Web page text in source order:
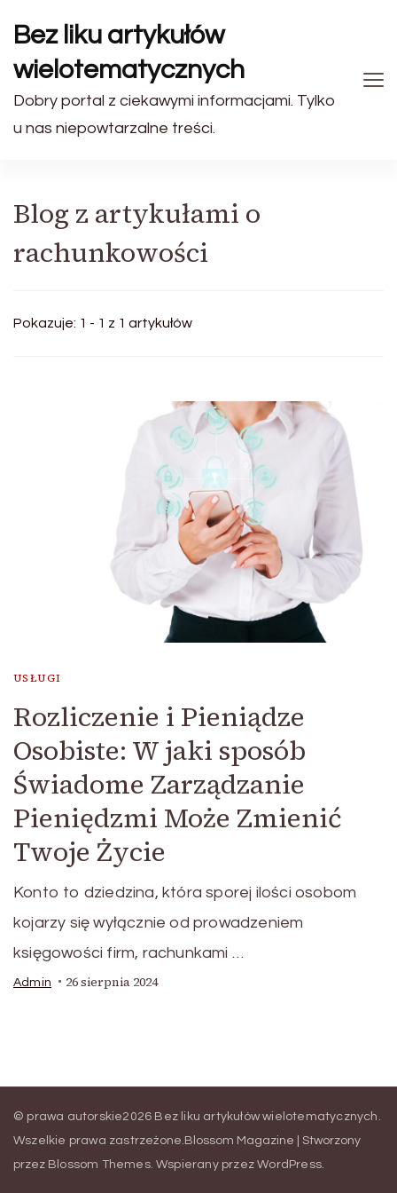
Bez liku artykułów
wielotematycznych
Dobry portal z ciekawymi informacjami. Tylko
u nas niepowtarzalne treści.
Blog z artykułami o
rachunkowości
Pokazuje: 1 - 1 z 1 artykułów
USŁUGI
Rozliczenie i Pieniądze
Osobiste: W jaki sposób
Świadome Zarządzanie
Pieniędzmi Może Zmienić
Twoje Życie
Konto to dziedzina, która sporej ilości osobom
kojarzy się wyłącznie od prowadzeniem
księgowości firm, rachunkami …
Admin 26 sierpnia 2024
© prawa autorskie2026 Bez liku artykułów wielotematycznych
Wszelkie prawa zastrzeżone. Blossom Magazine | Stworzony
przez Blossom Themes. Wspierany przezWordPress